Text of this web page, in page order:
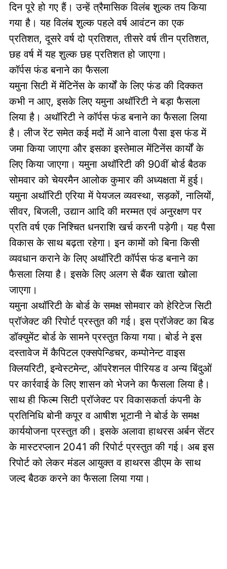
दिन पूरे हो गए हैं। उन्हें त्रैमासिक विलंब शुल्क तय किया
गया है। यह विलंब शुल्क पहले वर्ष आवंटन का एक
प्रतिशत, दूसरे वर्ष दो प्रतिशत, तीसरे वर्ष तीन प्रतिशत,
छह वर्ष में यह शुल्क छह प्रतिशत हो जाएगा।
कॉर्पस फंड बनाने का फैसला
यमुना सिटी में मेंटिनेंस के कार्यों के लिए फंड की दिक्कत
कभी न आए, इसके लिए यमुना अथॉरिटी ने बड़ा फैसला
लिया है। अथॉरिटी ने कॉर्पस फंड बनाने का फैसला लिया
है। लीज रेंट समेत कई मदों में आने वाला पैसा इस फंड में
जमा किया जाएगा और इसका इस्तेमाल मेंटिनेंस कार्यों के
लिए किया जाएगा। यमुना अथॉरिटी की 90वीं बोर्ड बैठक
सोमवार को चेयरमैन आलोक कुमार की अध्यक्षता में हुई।
यमुना अथॉरिटी एरिया में पेयजल व्यवस्था, सड़कों, नालियों,
सीवर, बिजली, उद्यान आदि की मरम्मत एवं अनुरक्षण पर
प्रति वर्ष एक निश्चित धनराशि खर्च करनी पड़ेगी। यह पैसा
विकास के साथ बढ़ता रहेगा। इन कामों को बिना किसी
व्यवधान कराने के लिए अथॉरिटी कॉर्पस फंड बनाने का
फैसला लिया है। इसके लिए अलग से बैंक खाता खोला
जाएगा।
यमुना अथॉरिटी के बोर्ड के समक्ष सोमवार को हेरिटेज सिटी
प्रॉजेक्ट की रिपोर्ट प्रस्तुत की गई। इस प्रॉजेक्ट का बिड
डॉक्युमेंट बोर्ड के सामने प्रस्तुत किया गया। बोर्ड ने इस
दस्तावेज में कैपिटल एक्सपेन्डिचर, कम्पोनेन्ट वाइस
क्लियरिटी, इन्वेस्टमेन्ट, ऑपरेशनल पीरियड व अन्य बिंदुओं
पर कार्रवाई के लिए शासन को भेजने का फैसला लिया है।
साथ ही फिल्म सिटी प्रॉजेक्ट पर विकासकर्ता कंपनी के
प्रतिनिधि बोनी कपूर व आषीश भूटानी ने बोर्ड के समक्ष
कार्ययोजना प्रस्तुत की। इसके अलावा हाथरस अर्बन सेंटर
के मास्टरप्लान 2041 की रिपोर्ट प्रस्तुत की गई। अब इस
रिपोर्ट को लेकर मंडल आयुक्त व हाथरस डीएम के साथ
जल्द बैठक करने का फैसला लिया गया।